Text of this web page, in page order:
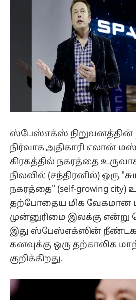
ஸ்பேஸ்எக்ஸ்
நிர்வாக அதிகாரி எலான்
கிரகத்தில் நகரத்தை
நிலவில் (சந்திரனில்) ஒரு
நகரத்தை" (self-growing city)
தற்போதைய மிக வேகமான
முன்னுரிமை இலக்கு என்று
இது ஸ்பேஸ்எக்ஸின்
கனவுக்கு ஒரு தற்காலிக
குறிக்கிறது.